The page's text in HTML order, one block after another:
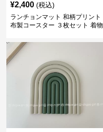
¥2,400 (税込)
ランチョンマット 和柄プリント
布製コースター ３枚セット 着物